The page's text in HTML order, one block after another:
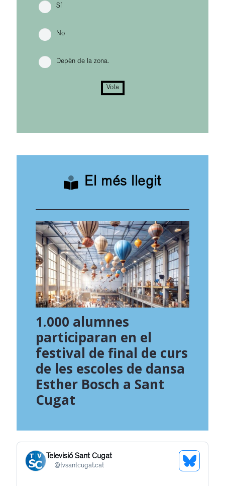
Sí
No
Depèn de la zona.
Vota
El més llegit
1.000 alumnes
participaran en el
festival de final de curs
de les escoles de dansa
Esther Bosch a Sant
Cugat
Televisió Sant Cugat
@tvsantcugat.cat
See